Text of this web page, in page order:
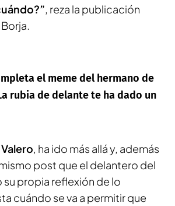
, reza la publicación
el meme del hermano de
rubia de delante te ha dado un
, ha ido más allá y, además
post que el delantero del
su propia reflexión de lo
cuándo se va a permitir que